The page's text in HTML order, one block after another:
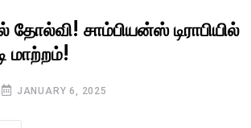
தோல்வி! சாம்பியன்ஸ் டிராபியில்
மாற்றம்!
JANUARY 6, 2025